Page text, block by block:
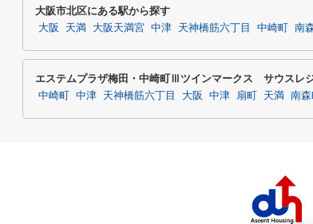
大阪市北区にある駅から探す
大阪 天満 大阪天満宮 中津 天神橋筋六丁目 中崎町 南
エステムプラザ梅田・中崎町Ⅲツインマークス サウスレ
中崎町 中津 天神橋筋六丁目 大阪 中津 扇町 天満 南森